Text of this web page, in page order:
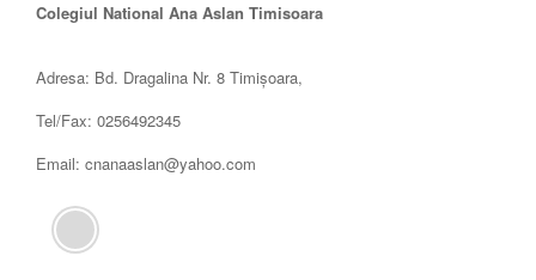
Colegiul National Ana Aslan Timisoara
Adresa: Bd. Dragalina Nr. 8 Timișoara,
Tel/Fax: 0256492345
Email: cnanaaslan@yahoo.com